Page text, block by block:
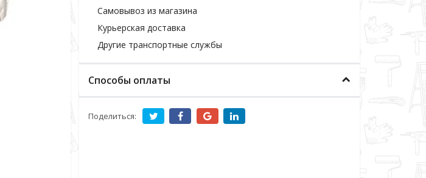
Самовывоз из магазина
Курьерская доставка
Другие транспортные службы
Способы оплаты
Поделиться: